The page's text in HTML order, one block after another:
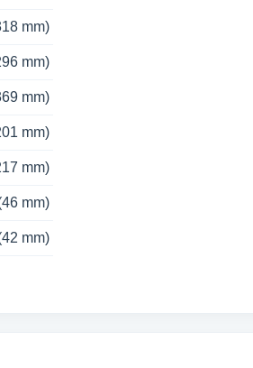
mm)
mm)
mm)
mm)
mm)
mm)
mm)